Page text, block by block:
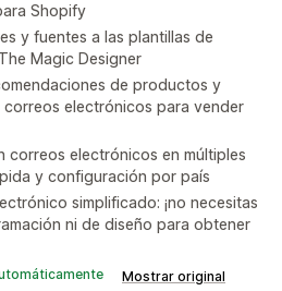
Shopify
y fuentes a las plantillas de
Magic Designer
de productos y
electrónicos para vender
correos electrónicos en múltiples
y configuración por país
simplificado: ¡no necesitas
ni de diseño para obtener
Mostrar original